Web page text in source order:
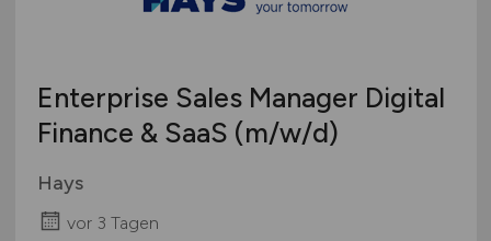
Enterprise Sales Manager Digital
Finance & SaaS (m/w/d)
Hays
vor 3 Tagen